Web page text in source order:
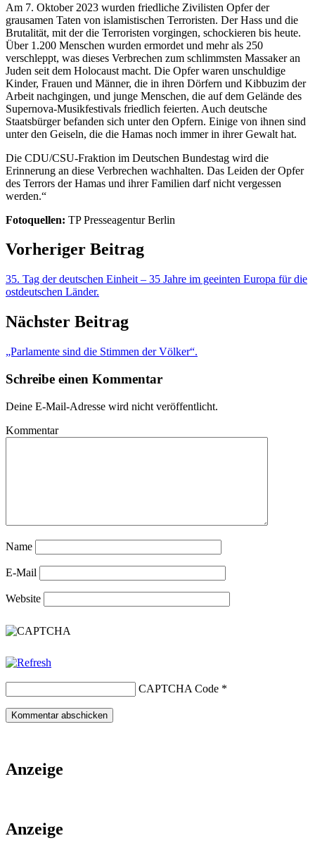
Am 7. Oktober 2023 wurden friedliche Zivilisten Opfer der
grausamen Taten von islamistischen Terroristen. Der Hass und die
Brutalität, mit der die Terroristen vorgingen, schockieren bis heute.
Über 1.200 Menschen wurden ermordet und mehr als 250
verschleppt, was dieses Verbrechen zum schlimmsten Massaker an
Juden seit dem Holocaust macht. Die Opfer waren unschuldige
Kinder, Frauen und Männer, die in ihren Dörfern und Kibbuzim der
Arbeit nachgingen, und junge Menschen, die auf dem Gelände des
Supernova-Musikfestivals friedlich feierten. Auch deutsche
Staatsbürger befanden sich unter den Opfern. Einige von ihnen sind
unter den Geiseln, die die Hamas noch immer in ihrer Gewalt hat.
Die CDU/CSU-Fraktion im Deutschen Bundestag wird die
Erinnerung an diese Verbrechen wachhalten. Das Leiden der Opfer
des Terrors der Hamas und ihrer Familien darf nicht vergessen
werden.“
Fotoquellen: TP Presseagentur Berlin
Vorheriger Beitrag
35. Tag der deutschen Einheit – 35 Jahre im geeinten Europa für die
ostdeutschen Länder.
Nächster Beitrag
„Parlamente sind die Stimmen der Völker“.
Schreibe einen Kommentar
Deine E-Mail-Adresse wird nicht veröffentlicht.
Kommentar
Name
E-Mail
Website
CAPTCHA Code *
Anzeige
Anzeige